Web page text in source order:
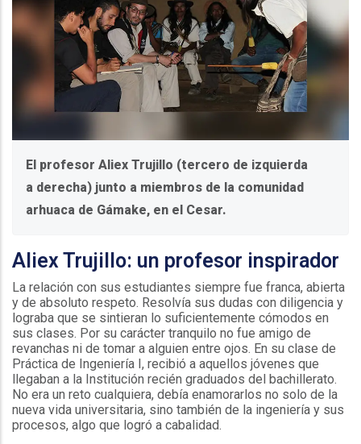
El profesor Aliex Trujillo (tercero de izquierda
a derecha) junto a miembros de la comunidad
arhuaca de Gámake, en el Cesar.
Aliex Trujillo: un profesor inspirador
La relación con sus estudiantes siempre fue franca, abierta
y de absoluto respeto. Resolvía sus dudas con diligencia y
lograba que se sintieran lo suficientemente cómodos en
sus clases. Por su carácter tranquilo no fue amigo de
revanchas ni de tomar a alguien entre ojos. En su clase de
Práctica de Ingeniería I, recibió a aquellos jóvenes que
llegaban a la Institución recién graduados del bachillerato.
No era un reto cualquiera, debía enamorarlos no solo de la
nueva vida universitaria, sino también de la ingeniería y sus
procesos, algo que logró a cabalidad.